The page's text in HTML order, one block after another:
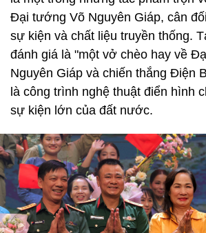
Đại tướng Võ Nguyên Giáp, cân
sự kiện và chất liệu truyền thống.
đánh giá là "một vở chèo hay về
Nguyên Giáp và chiến thắng Điện
là công trình nghệ thuật điển hình
sự kiện lớn của đất nước.